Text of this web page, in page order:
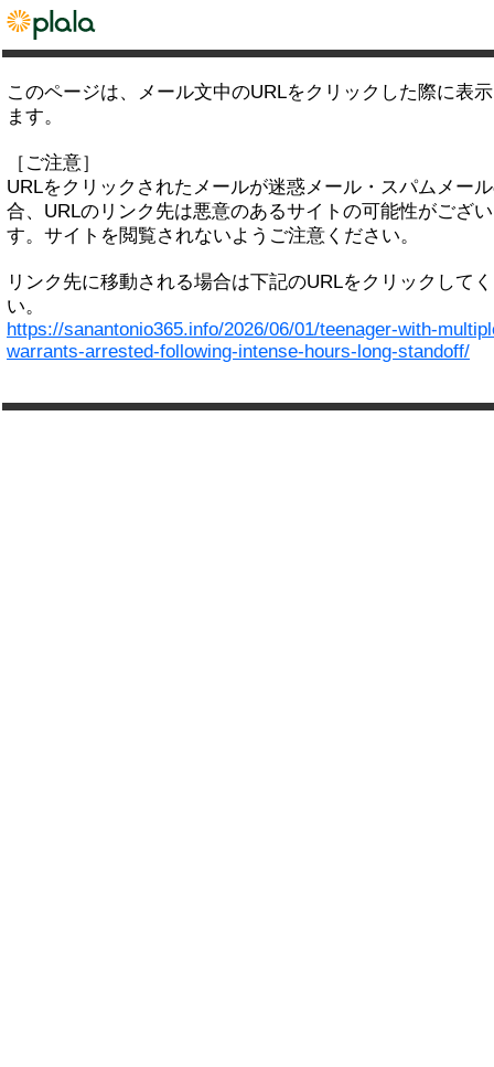
このページは、メール文中のURLをクリックした際に表
ます。
［ご注意］
URLをクリックされたメールが迷惑メール・スパムメー
合、URLのリンク先は悪意のあるサイトの可能性がござ
す。サイトを閲覧されないようご注意ください。
リンク先に移動される場合は下記のURLをクリックして
い。
https://sanantonio365.info/2026/06/01/teenager-with-
warrants-arrested-following-intense-hours-long-standoff/